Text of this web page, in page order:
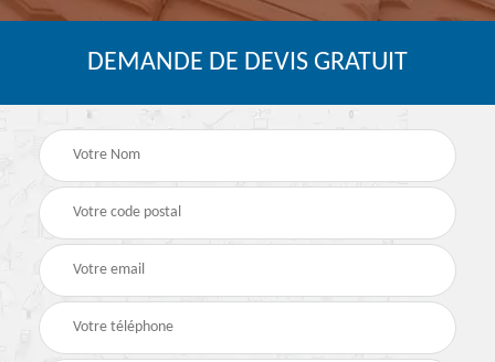
DEMANDE DE DEVIS GRATUIT